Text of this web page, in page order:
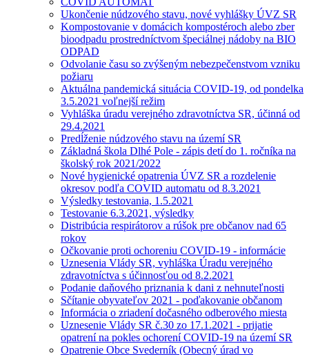
Ukončenie núdzového stavu, nové vyhlášky ÚVZ SR
Kompostovanie v domácich kompostéroch alebo zber
bioodpadu prostredníctvom špeciálnej nádoby na BIO
ODPAD
Odvolanie času so zvýšeným nebezpečenstvom vzniku
požiaru
Aktuálna pandemická situácia COVID-19, od pondelka
3.5.2021 voľnejší režim
Vyhláška úradu verejného zdravotníctva SR, účinná od
29.4.2021
Predĺženie núdzového stavu na území SR
Základná škola Dlhé Pole - zápis detí do 1. ročníka na
školský rok 2021/2022
Nové hygienické opatrenia ÚVZ SR a rozdelenie
okresov podľa COVID automatu od 8.3.2021
Výsledky testovania, 1.5.2021
Testovanie 6.3.2021, výsledky
Distribúcia respirátorov a rúšok pre občanov nad 65
rokov
Očkovanie proti ochoreniu COVID-19 - informácie
Uznesenia Vlády SR, vyhláška Úradu verejného
zdravotníctva s účinnosťou od 8.2.2021
Podanie daňového priznania k dani z nehnuteľnosti
Sčítanie obyvateľov 2021 - poďakovanie občanom
Informácia o zriadení dočasného odberového miesta
Uznesenie Vlády SR č.30 zo 17.1.2021 - prijatie
opatrení na pokles ochorení COVID-19 na území SR
Opatrenie Obce Svederník (Obecný úrad vo